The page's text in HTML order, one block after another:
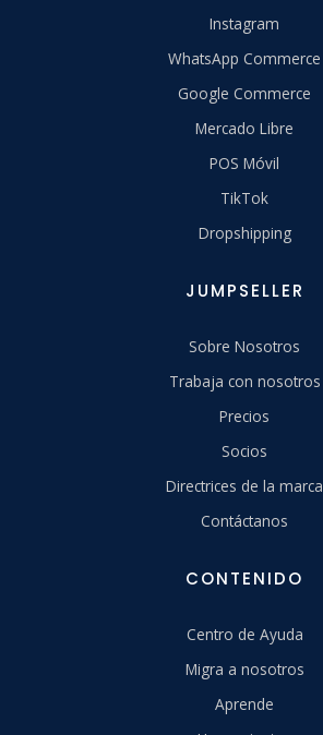
Instagram
WhatsApp Commerce
Google Commerce
Mercado Libre
POS Móvil
TikTok
Dropshipping
JUMPSELLER
Sobre Nosotros
Trabaja con nosotros
Precios
Socios
Directrices de la marca
Contáctanos
CONTENIDO
Centro de Ayuda
Migra a nosotros
Aprende